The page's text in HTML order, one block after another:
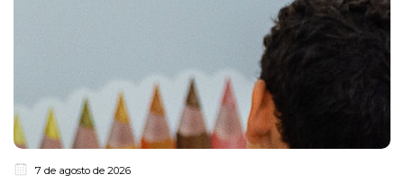
7 de agosto de 2026